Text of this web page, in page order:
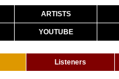
ARTISTS
YOUTUBE
Listeners